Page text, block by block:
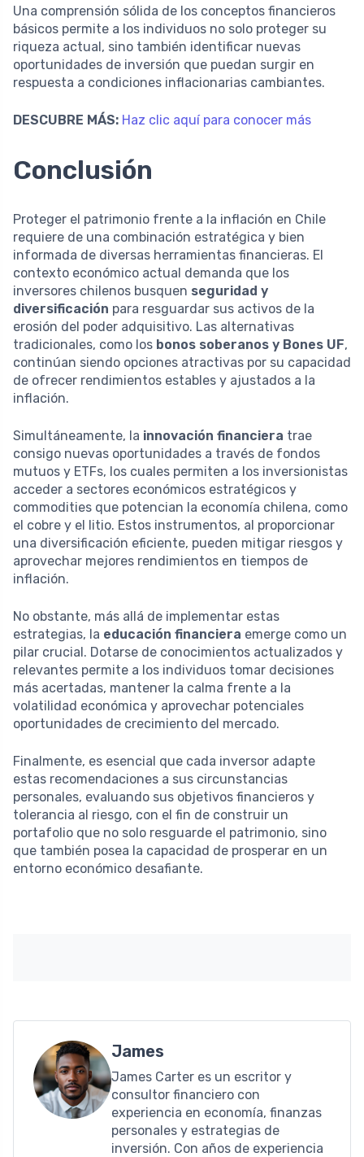
Una comprensión sólida de los conceptos financieros
básicos permite a los individuos no solo proteger su
riqueza actual, sino también identificar nuevas
oportunidades de inversión que puedan surgir en
respuesta a condiciones inflacionarias cambiantes.
DESCUBRE MÁS: Haz clic aquí para conocer más
Conclusión
Proteger el patrimonio frente a la inflación en Chile
requiere de una combinación estratégica y bien
informada de diversas herramientas financieras. El
contexto económico actual demanda que los
inversores chilenos busquen seguridad y
diversificación para resguardar sus activos de la
erosión del poder adquisitivo. Las alternativas
tradicionales, como los bonos soberanos y Bones UF,
continúan siendo opciones atractivas por su capacidad
de ofrecer rendimientos estables y ajustados a la
inflación.
Simultáneamente, la innovación financiera trae
consigo nuevas oportunidades a través de fondos
mutuos y ETFs, los cuales permiten a los inversionistas
acceder a sectores económicos estratégicos y
commodities que potencian la economía chilena, como
el cobre y el litio. Estos instrumentos, al proporcionar
una diversificación eficiente, pueden mitigar riesgos y
aprovechar mejores rendimientos en tiempos de
inflación.
No obstante, más allá de implementar estas
estrategias, la educación financiera emerge como un
pilar crucial. Dotarse de conocimientos actualizados y
relevantes permite a los individuos tomar decisiones
más acertadas, mantener la calma frente a la
volatilidad económica y aprovechar potenciales
oportunidades de crecimiento del mercado.
Finalmente, es esencial que cada inversor adapte
estas recomendaciones a sus circunstancias
personales, evaluando sus objetivos financieros y
tolerancia al riesgo, con el fin de construir un
portafolio que no solo resguarde el patrimonio, sino
que también posea la capacidad de prosperar en un
entorno económico desafiante.
James
James Carter es un escritor y
consultor financiero con
experiencia en economía, finanzas
personales y estrategias de
inversión. Con años de experiencia